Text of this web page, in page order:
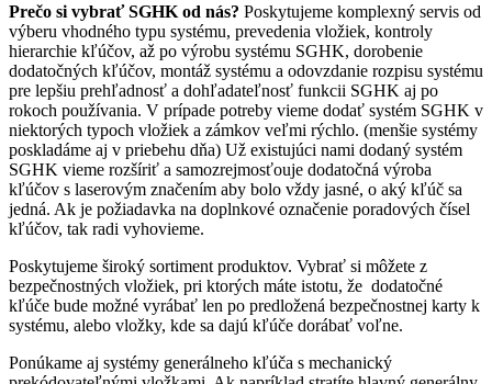
Prečo si vybrať SGHK od nás? Poskytujeme komplexný servis od
výberu vhodného typu systému, prevedenia vložiek, kontroly
hierarchie kľúčov, až po výrobu systému SGHK, dorobenie
dodatočných kľúčov, montáž systému a odovzdanie rozpisu systému
pre lepšiu prehľadnosť a dohľadateľnosť funkcii SGHK aj po
rokoch používania. V prípade potreby vieme dodať systém SGHK v
niektorých typoch vložiek a zámkov veľmi rýchlo. (menšie systémy
poskladáme aj v priebehu dňa) Už existujúci nami dodaný systém
SGHK vieme rozšíriť a samozrejmosťouje dodatočná výroba
kľúčov s laserovým značením aby bolo vždy jasné, o aký kľúč sa
jedná. Ak je požiadavka na doplnkové označenie poradových čísel
kľúčov, tak radi vyhovieme.
Poskytujeme široký sortiment produktov. Vybrať si môžete z
bezpečnostných vložiek, pri ktorých máte istotu, že dodatočné
kľúče bude možné vyrábať len po predložená bezpečnostnej karty k
systému, alebo vložky, kde sa dajú kľúče dorábať voľne.
Ponúkame aj systémy generálneho kľúča s mechanický